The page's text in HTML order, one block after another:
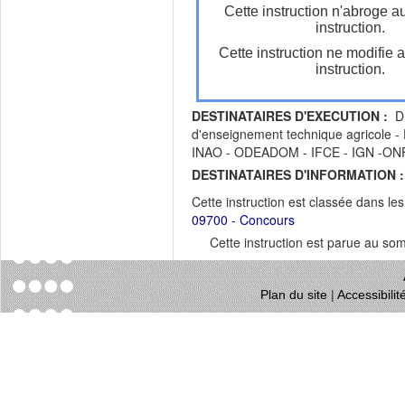
Cette instruction n'abroge
instruction.
Cette instruction ne modifie
instruction.
DESTINATAIRES D'EXECUTION :
d'enseignement technique agricole
INAO - ODEADOM - IFCE - IGN -
DESTINATAIRES D'INFORMATION :
Cette instruction est classée dans
09700 - Concours
Cette instruction est parue au
Plan du site|